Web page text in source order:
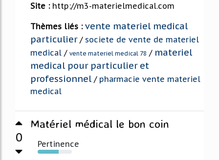
Site : http://m3-materielmedical.com
Thèmes liés : vente materiel medical
particulier/ societe de vente de materiel
medical / vente materiel medical 78 / materiel
medical pour particulier et
professionnel / pharmacie vente materiel
medical
0
Matériel médical le bon coin
Pertinence
62%